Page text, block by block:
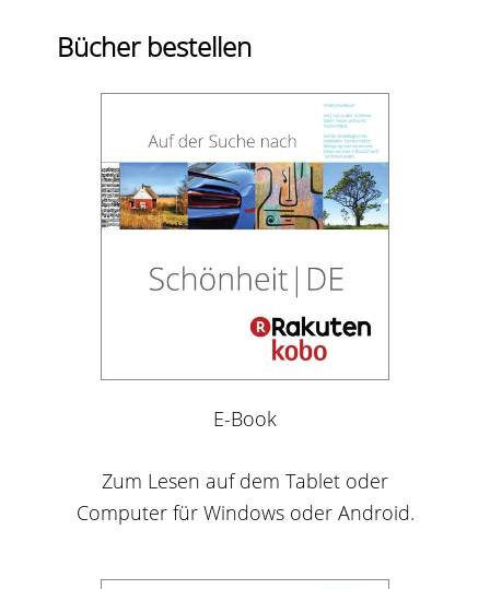
Bücher bestellen
E-Book
Zum Lesen auf dem Tablet oder
Computer für Windows oder Android.